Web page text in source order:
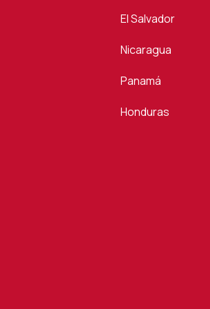
El Salvador
Nicaragua
Panamá
Honduras